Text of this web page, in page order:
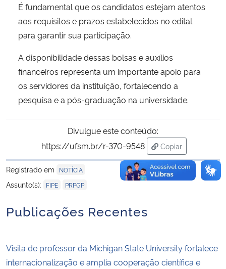
Planalto
É fundamental que os candidatos estejam atentos
aos requisitos e prazos estabelecidos no edital
para garantir sua participação.
A disponibilidade dessas bolsas e auxílios
financeiros representa um importante apoio para
os servidores da instituição, fortalecendo a
pesquisa e a pós-graduação na universidade.
Divulgue este conteúdo:
https://ufsm.br/r-370-9548
Copiar
para área de
Registrado em
NOTÍCIA
Assunto(s): FIPE PRPGP
Publicações Recentes
Visita de professor da Michigan State University fortalece
internacionalização e amplia cooperação científica e